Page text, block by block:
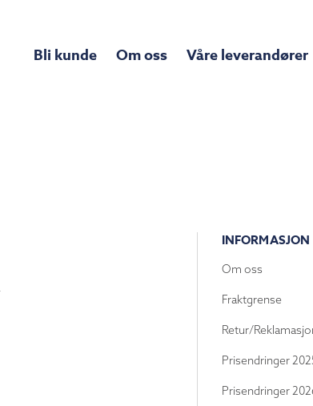
Bli kunde Om oss Våre leverandører
INFORMASJON
Om oss
Fraktgrense
Retur/
Prisendringer
Prisendringer